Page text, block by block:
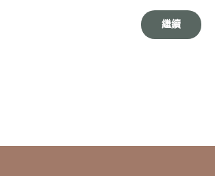
繼續